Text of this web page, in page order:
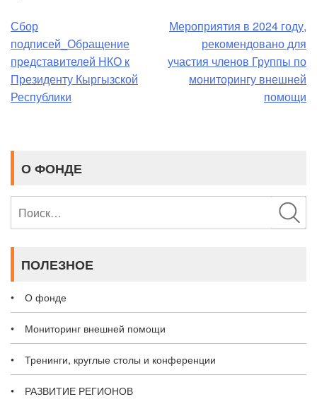
Навигация
по
записям
Сбор
подписей_Обращение
представителей НКО к
Президенту Кыргызской
Республики
Мероприятия в 2024 году,
рекомендовано для
участия членов Группы по
мониторингу внешней
помощи
О ФОНДЕ
ПОЛЕЗНОЕ
О фонде
Мониторинг внешней помощи
Тренинги, круглые столы и конференции
РАЗВИТИЕ РЕГИОНОВ